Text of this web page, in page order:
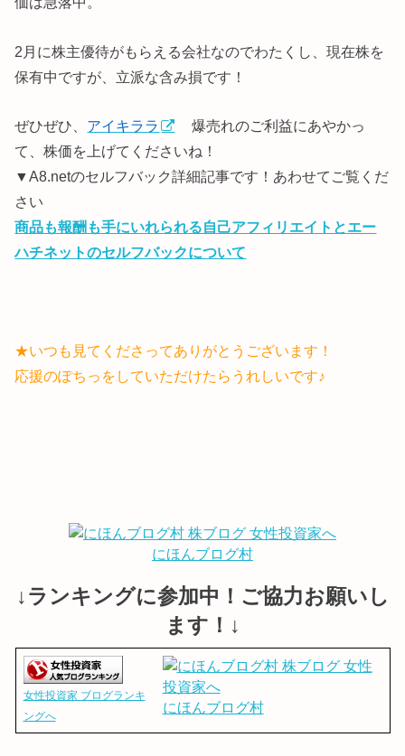
2月に株主優待がもらえる会社なのでわたくし、現在株を
保有中ですが、立派な含み損です！
ぜひぜひ、 アイキララ
爆売れのご利益にあやかっ
て、株価を上げてくださいね！
▼A8.netのセルフバック詳細記事です！あわせてご覧くだ
さい
商品も報酬も手にいれられる自己アフィリエイトとエー
ハチネットのセルフバックについて
★いつも見てくださってありがとうございます！
応援のぽちっをしていただけたらうれしいです♪
にほんブログ村
↓ランキングに参加中！ご協力お願いし
ます！↓
女性投資家 ブログランキ
ングへ
にほんブログ村